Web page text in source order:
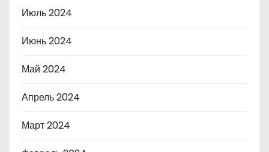
Июль 2024
Июнь 2024
Май 2024
Апрель 2024
Март 2024